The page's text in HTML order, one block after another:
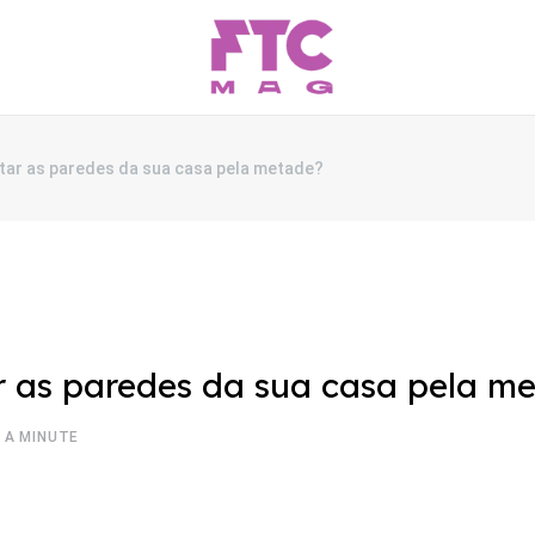
as paredes da sua casa pela metade?
paredes da sua casa pela
A MINUTE